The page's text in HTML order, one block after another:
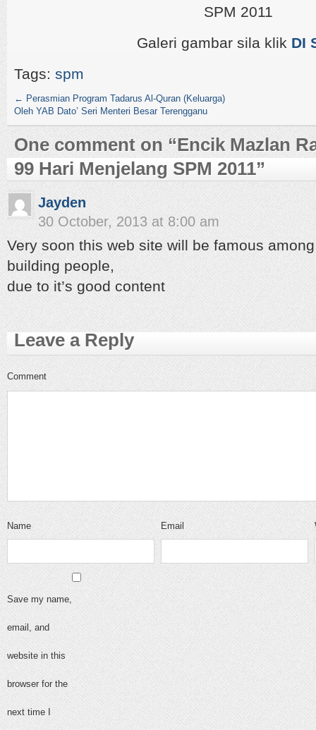
SPM 2011
Galeri gambar sila klik DI
Tags: spm
← Perasmian Program Tadarus Al-Quran (Keluarga)
Oleh YAB Dato’ Seri Menteri Besar Terengganu
One comment on “Encik Mazlan
99 Hari Menjelang SPM 2011”
Jayden
30 October, 2013 at 8:00 am
Very soon this web site will be famous
building people,
due to it’s good content
Leave a Reply
Comment
Name Email
Save my name,
email, and
website in this
browser for the
next time I